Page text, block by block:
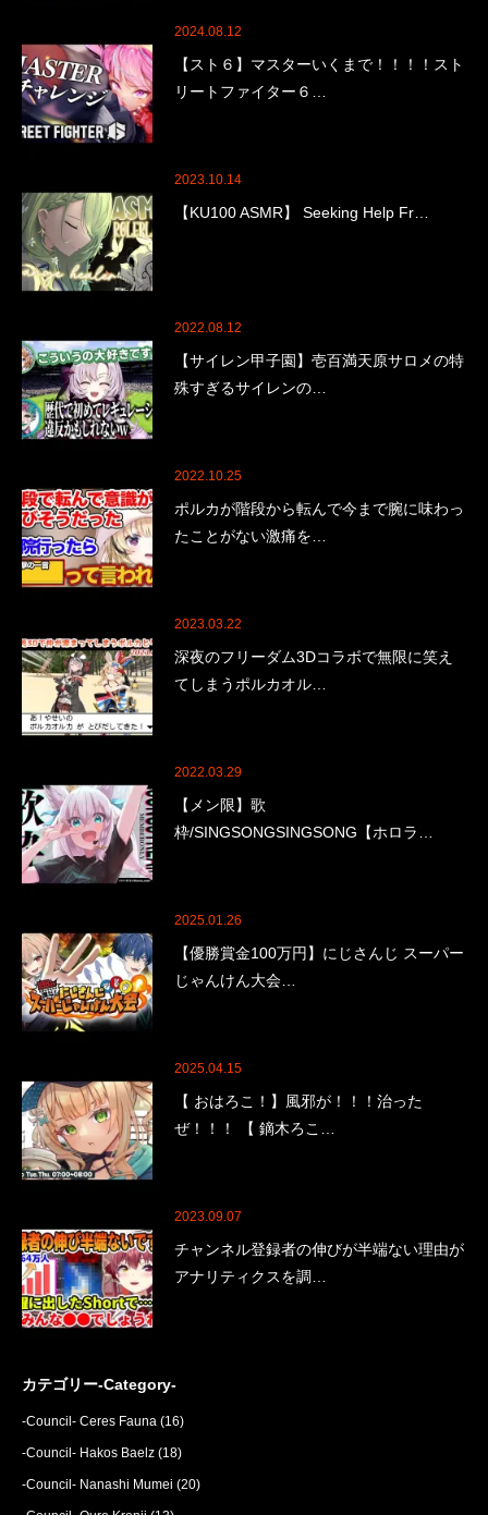
2024.08.12
【スト６】マスターいくまで！！！！スト
リートファイター６…
2023.10.14
【KU100 ASMR】 Seeking Help Fr…
2022.08.12
【サイレン甲子園】壱百満天原サロメの特
殊すぎるサイレンの…
2022.10.25
ポルカが階段から転んで今まで腕に味わっ
たことがない激痛を…
2023.03.22
深夜のフリーダム3Dコラボで無限に笑え
てしまうポルカオル…
2022.03.29
【メン限】歌
枠/SINGSONGSINGSONG【ホロラ…
2025.01.26
【優勝賞金100万円】にじさんじ スーパー
じゃんけん大会…
2025.04.15
【 おはろこ！】風邪が！！！治った
ぜ！！！ 【 鏑木ろこ…
2023.09.07
チャンネル登録者の伸びが半端ない理由が
アナリティクスを調…
カテゴリー-Category-
-Council- Ceres Fauna (16)
-Council- Hakos Baelz (18)
-Council- Nanashi Mumei (20)